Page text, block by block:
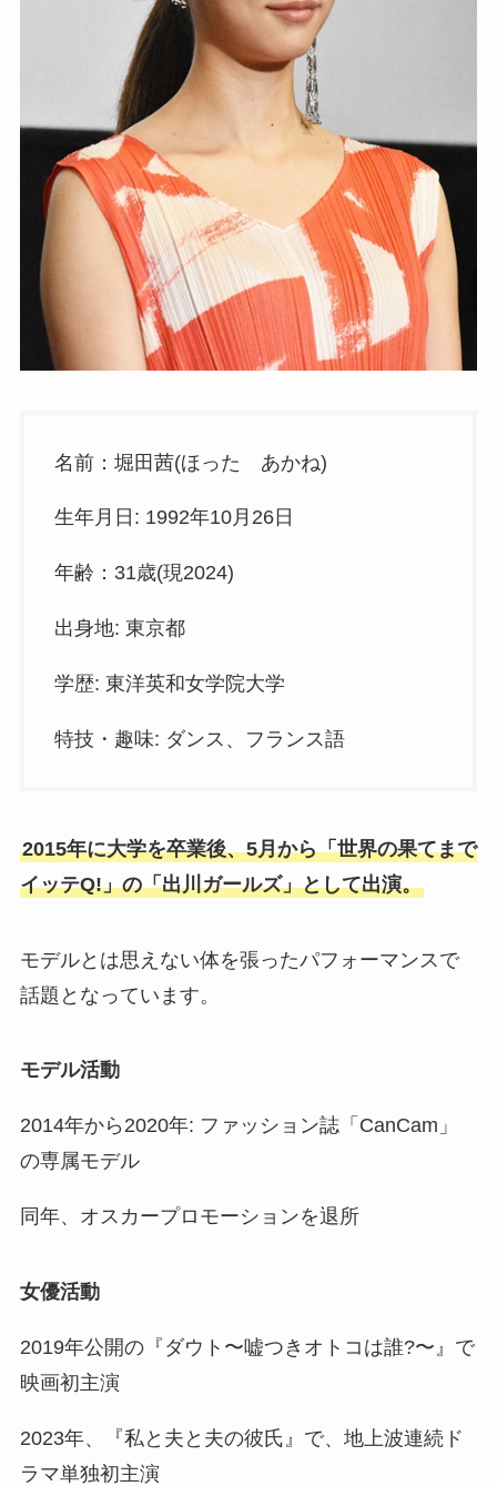
名前：堀田茜(ほった あかね)
生年月日: 1992年10月26日
年齢：31歳(現2024)
出身地: 東京都
学歴: 東洋英和女学院大学
特技・趣味: ダンス、フランス語
2015年に大学を卒業後、5月から「世界の果てまで
イッテQ!」の「出川ガールズ」として出演。
モデルとは思えない体を張ったパフォーマンスで
話題となっています。
モデル活動
2014年から2020年: ファッション誌「CanCam」
の専属モデル
同年、オスカープロモーションを退所
女優活動
2019年公開の『ダウト〜嘘つきオトコは誰?〜』で
映画初主演
2023年、『私と夫と夫の彼氏』で、地上波連続ド
ラマ単独初主演